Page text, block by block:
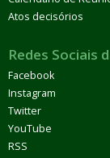
Atos decisórios
Redes Sociais
Facebook
Instagram
Twitter
YouTube
RSS